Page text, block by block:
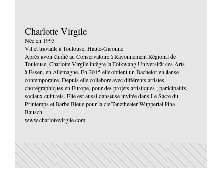
Charlotte Virgile
Née en 1993
Vit et travaille à Toulouse, Haute-Garonne
Après avoir étudié au Conservatoire à Rayonnement Régional de
Toulouse, Charlotte Virgile intègre la Folkwang Universität des Arts
à Essen, en Allemagne. En 2015 elle obtient un Bachelor en danse
contemporaine. Depuis elle collabore avec différents artistes
chorégraphiques en Europe, pour des projets artistiques ; participatifs,
sociaux culturels. Elle est aussi danseuse invitée dans Le Sacre du
Printemps et Barbe Bleue pour la cie Tanztheater Wuppertal Pina
Bausch.
www.charlottevirgile.com